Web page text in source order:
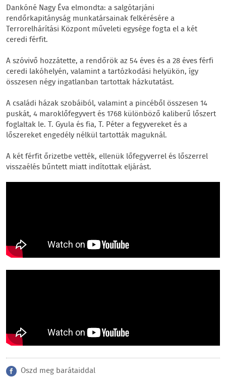
Dankóné Nagy Éva elmondta: a salgótarjáni
rendőrkapitányság munkatársainak felkérésére a
Terrorelhárítási Központ műveleti egysége fogta el a két
ceredi férfit.
A szóvivő hozzátette, a rendőrök az 54 éves és a 28 éves férfi
ceredi lakóhelyén, valamint a tartózkodási helyükön, így
összesen négy ingatlanban tartottak házkutatást.
A családi házak szobáiból, valamint a pincéből összesen 14
puskát, 4 maroklőfegyvert és 1768 különböző kaliberű lőszert
foglaltak le. T. Gyula és fia, T. Péter a fegyvereket és a
lőszereket engedély nélkül tartották maguknál.
A két férfit őrizetbe vették, ellenük lőfegyverrel és lőszerrel
visszaélés bűntett miatt indítottak eljárást.
Oszd meg barátaiddal